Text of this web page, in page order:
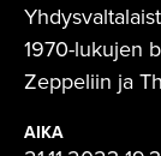
1970-lukujen
Zeppeliin ja
AIKA